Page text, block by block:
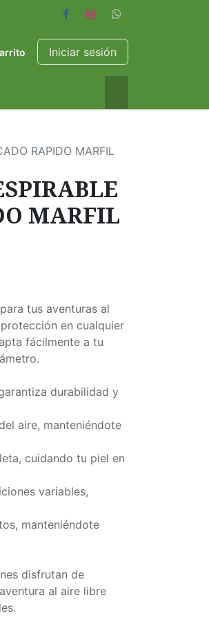
Iniciar sesión
RAPIDO MARFIL
MARFIL
tus aventuras al
en cualquier
fácilmente a tu
durabilidad y
aire, manteniéndote
cuidando tu piel en
variables,
manteniéndote
disfrutan de
al aire libre